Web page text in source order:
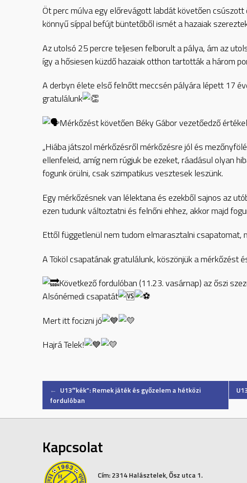
Öt perc múlva egy előrevágott labdát követően
könnyű síppal befújt büntetőből ismét a hazaiak
Az utolsó 25 percre teljesen felborult a pálya, ám az
így a hősiesen küzdő hazaiak otthon tartották a három
A derbyn élete első felnőtt meccsén pályára lépett 17
gratulálunk
Mérkőzést követően Béky Gábor vezetőedző
„Hiába játszol mérkőzésről mérkőzésre jól és
ellenfeleid, amíg nem rúgjuk be ezeket, ráadásul olyan
fogunk örülni, csak szimpatikus vesztesek leszünk.
Egy mérkőzésnek van lélektana és ezekből sajnos az
ezen tudunk változtatni és felnőni ehhez, akkor majd
Ettől függetlenül nem tudom elmarasztalni csapatomat,
A Tököl csapatának gratulálunk, köszönjük a mérkőzést
Következő fordulóban (11.23. vasárnap) az őszi
Alsónémedi csapatát
Mert itt focizni jó
Hajrá Telek!
Post
navigation
← U13″kék”: Remek játék és győzelem a hétközi
fordulóban
Kapcsolat
Cím:2314 Halásztelek, Ősz utca 1.